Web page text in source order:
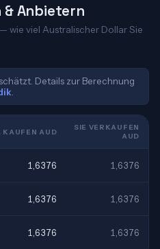
& Anbietern
wie viel Australischer Dollar Sie
Details zur Berechnung
KAUFEN AUD
SIE VERKAUFEN
AUD
1,6376 1,6376
1,6376 1,6376
1,6376 1,6376